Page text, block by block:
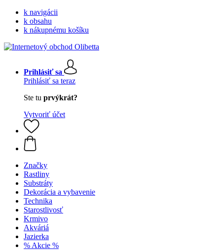
k navigácii
k obsahu
k nákupnému košíku
Prihlásiť sa
Prihlásiť sa teraz
Ste tu prvýkrát?
Vytvoriť účet
Značky
Rastliny
Substráty
Dekorácia a vybavenie
Technika
Starostlivosť
Krmivo
Akváriá
Jazierka
% Akcie %